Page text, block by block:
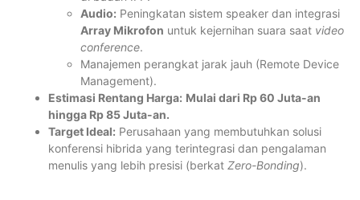
Audio: Peningkatan sistem speaker dan integrasi
Array Mikrofon untuk kejernihan suara saat video
conference.
Manajemen perangkat jarak jauh (Remote Device
Management).
Estimasi Rentang Harga: Mulai dari Rp 60 Juta-an
hingga Rp 85 Juta-an.
Target Ideal: Perusahaan yang membutuhkan solusi
konferensi hibrida yang terintegrasi dan pengalaman
menulis yang lebih presisi (berkat Zero-Bonding).